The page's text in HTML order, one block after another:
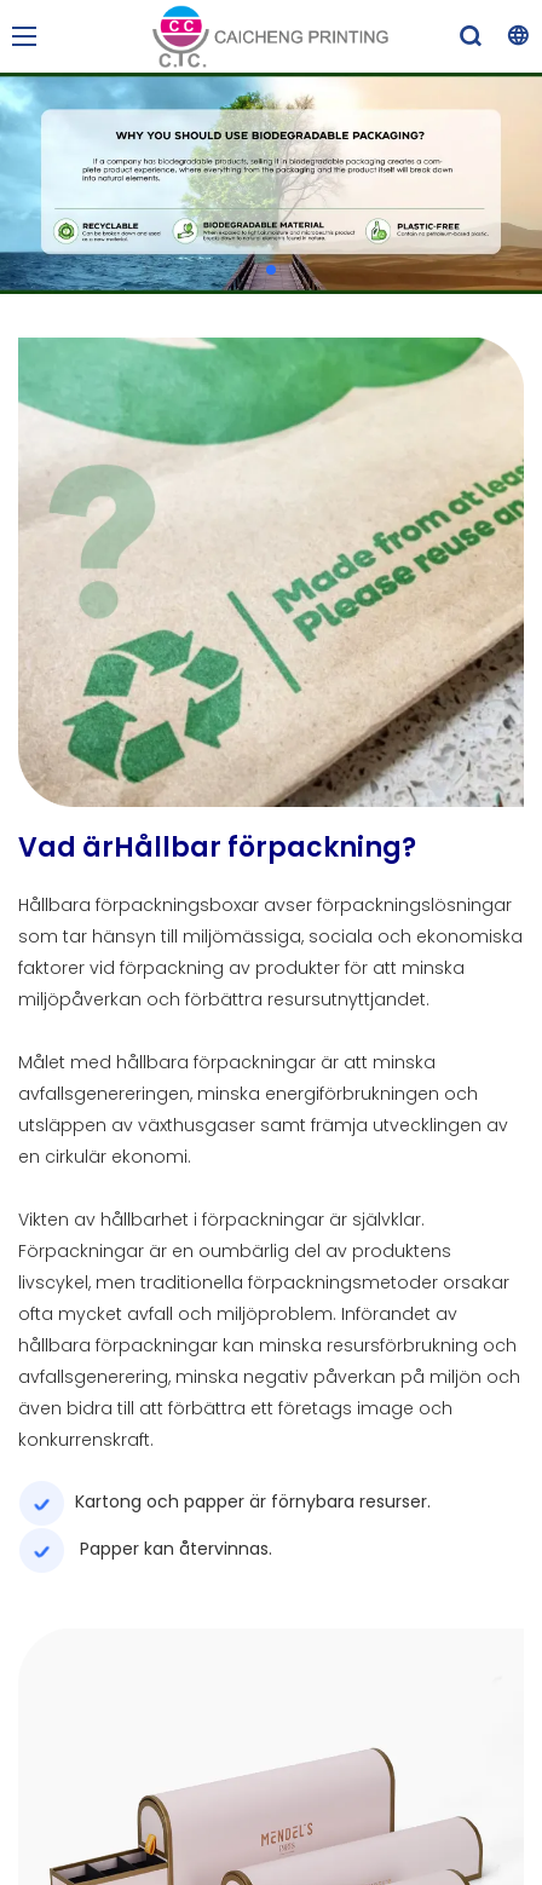
Vad ärHållbar förpackning?
Hållbara förpackningsboxar avser förpackningslösningar
som tar hänsyn till miljömässiga, sociala och ekonomiska
faktorer vid förpackning av produkter för att minska
miljöpåverkan och förbättra resursutnyttjandet.
Målet med hållbara förpackningar är att minska
avfallsgenereringen, minska energiförbrukningen och
utsläppen av växthusgaser samt främja utvecklingen av
en cirkulär ekonomi.
Vikten av hållbarhet i förpackningar är självklar.
Förpackningar är en oumbärlig del av produktens
livscykel, men traditionella förpackningsmetoder orsakar
ofta mycket avfall och miljöproblem. Införandet av
hållbara förpackningar kan minska resursförbrukning och
avfallsgenerering, minska negativ påverkan på miljön och
även bidra till att förbättra ett företags image och
konkurrenskraft.
Kartong och papper är förnybara resurser.
Papper kan återvinnas.